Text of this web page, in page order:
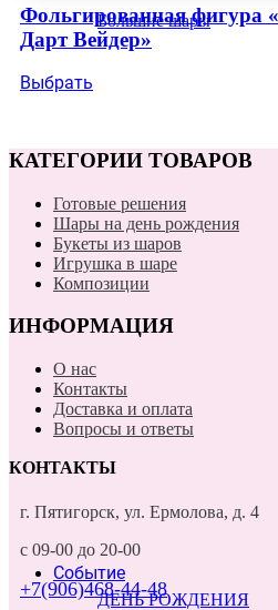
Большие шары
Событие
ДЕНЬ РОЖДЕНИЯ
Фольгированная фигура
Дарт Вейдер»
Выбрать
КАТЕГОРИИ ТОВАРОВ
Готовые решения
Шары на день рождения
Букеты из шаров
Игрушка в шаре
Композиции
ИНФОРМАЦИЯ
О нас
Контакты
Доставка и оплата
Вопросы и ответы
КОНТАКТЫ
г. Пятигорск, ул. Ермолова, д. 4
с 09-00 до 20-00
+7(906)468-44-48